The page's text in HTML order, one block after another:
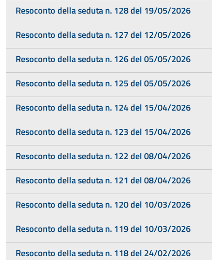
Resoconto della seduta n. 128 del 19/05/2026
Resoconto della seduta n. 127 del 12/05/2026
Resoconto della seduta n. 126 del 05/05/2026
Resoconto della seduta n. 125 del 05/05/2026
Resoconto della seduta n. 124 del 15/04/2026
Resoconto della seduta n. 123 del 15/04/2026
Resoconto della seduta n. 122 del 08/04/2026
Resoconto della seduta n. 121 del 08/04/2026
Resoconto della seduta n. 120 del 10/03/2026
Resoconto della seduta n. 119 del 10/03/2026
Resoconto della seduta n. 118 del 24/02/2026